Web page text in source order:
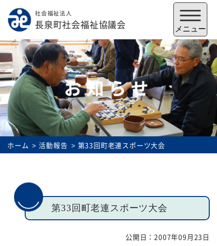
社会福祉法人
長泉町社会福祉協議会 メニュー
メニューを閉じる
社協とは サービス
規約・様式
お知らせ
ホーム 活動報告 第33回町老連スポーツ大会
第33回町老連スポーツ大会
公開日：2007年09月23日